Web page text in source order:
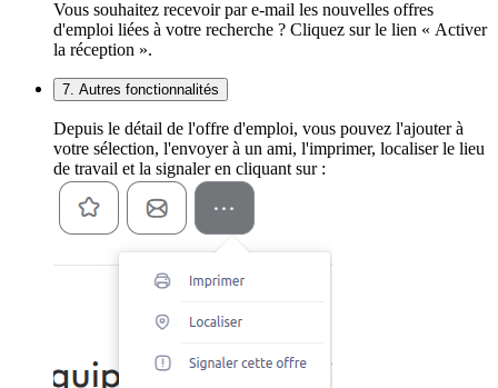
Vous souhaitez recevoir par e-mail les nouvelles offres
d'emploi liées à votre recherche ? Cliquez sur le lien « Activer
la réception ».
7. Autres fonctionnalités
Depuis le détail de l'offre d'emploi, vous pouvez l'ajouter à
votre sélection, l'envoyer à un ami, l'imprimer, localiser le lieu
de travail et la signaler en cliquant sur :